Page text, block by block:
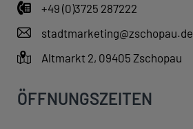
+49 (0)3725 287222
stadtmarketing@zschopau.de
Altmarkt 2, 09405 Zschopau
ÖFFNUNGSZEITEN